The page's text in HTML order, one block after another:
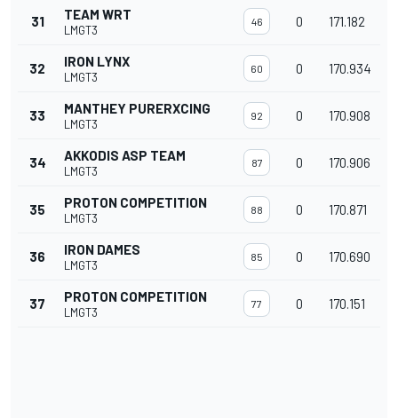
31 TEAM WRT
LMGT3
46 0 171.182
32 IRON LYNX
LMGT3
60 0 170.934
33 MANTHEY PURERXCING
LMGT3
92 0 170.908
34 AKKODIS ASP TEAM
LMGT3
87 0 170.906
35 PROTON COMPETITION
LMGT3
88 0 170.871
36 IRON DAMES
LMGT3
85 0 170.690
37 PROTON COMPETITION
LMGT3
77 0 170.151